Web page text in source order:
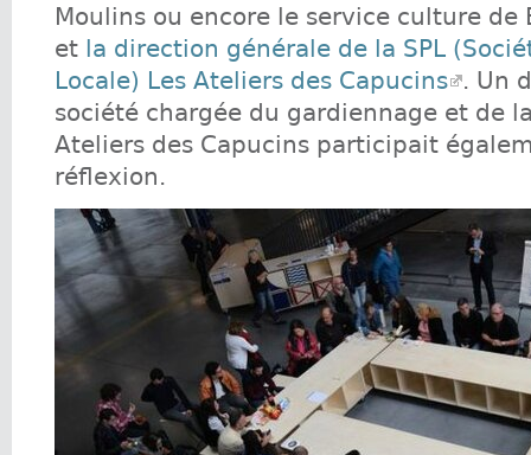
Moulins ou encore le service culture de
et la direction générale de la SPL
Locale) Les Ateliers des Capucins . Un
société chargée du gardiennage et de
Ateliers des Capucins participait
réflexion.